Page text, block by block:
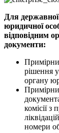
Для
юридичної
відповідним
документи:
рішення
органу
комісії з
номери